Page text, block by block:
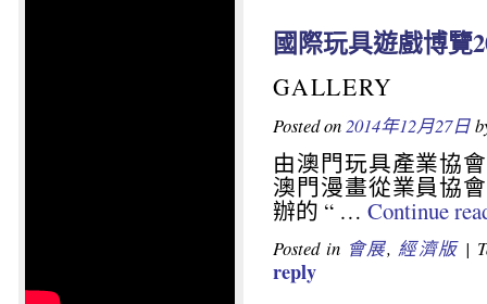
國際玩具遊戲博覽
GALLERY
Posted on 2014年12月27日
由澳門玩具產業協
澳門漫畫從業員協
辦的 “ … Continue
Posted in 會展, 經濟版 |
reply